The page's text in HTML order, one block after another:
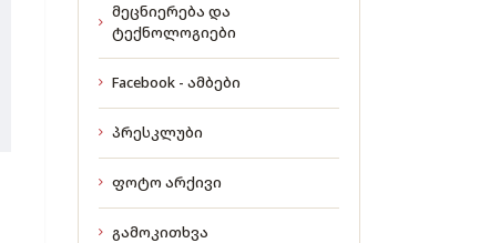
მეცნიერება და
ტექნოლოგიები
Facebook - ამბები
პრესკლუბი
ფოტო არქივი
გამოკითხვა